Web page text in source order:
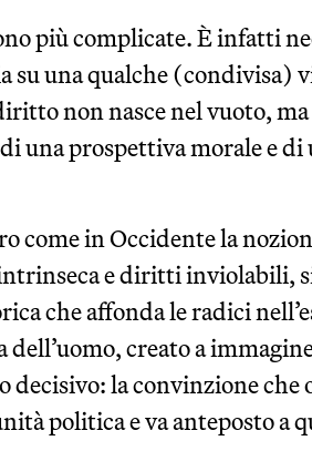
più complicate. È infatti
su una qualche (condivisa)
non nasce nel vuoto, ma
una prospettiva morale e di
come in Occidente la
e diritti inviolabili,
che affonda le radici
dell’uomo, creato a
decisivo: la convinzione che
politica e va anteposto a